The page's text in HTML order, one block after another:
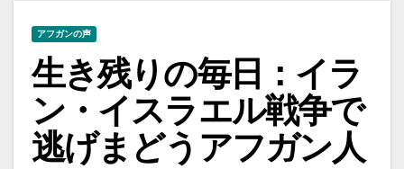
アフガンの声
生き残りの毎日：イラ
ン・イスラエル戦争で
逃げまどうアフガン人